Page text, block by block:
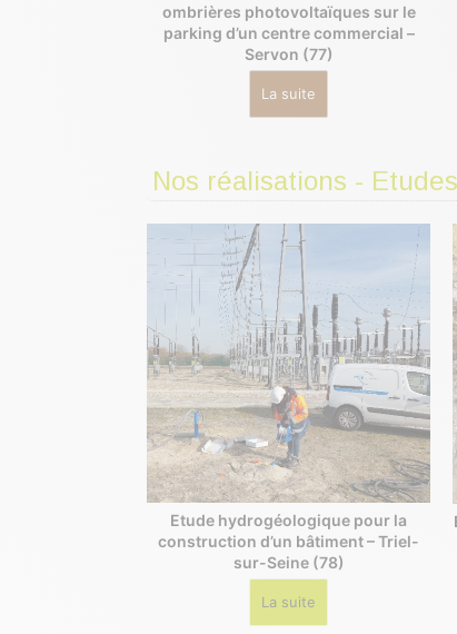
ombrières photovoltaïques sur le
parking d’un centre commercial –
Servon (77)
La suite
Nos réalisations -
Etude hydrogéologique pour la
construction d’un bâtiment – Triel-
sur-Seine (78)
La suite